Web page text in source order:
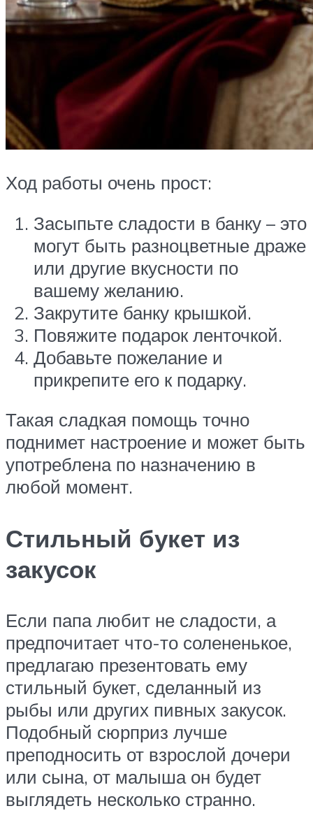
Ход работы очень прост:
Засыпьте сладости в банку – это
могут быть разноцветные драже
или другие вкусности по
вашему желанию.
Закрутите банку крышкой.
Повяжите подарок ленточкой.
Добавьте пожелание и
прикрепите его к подарку.
Такая сладкая помощь точно
поднимет настроение и может быть
употреблена по назначению в
любой момент.
Стильный букет из
закусок
Если папа любит не сладости, а
предпочитает что-то солененькое,
предлагаю презентовать ему
стильный букет, сделанный из
рыбы или других пивных закусок.
Подобный сюрприз лучше
преподносить от взрослой дочери
или сына, от малыша он будет
выглядеть несколько странно.